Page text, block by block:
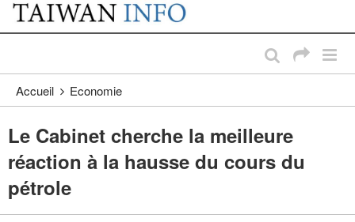
Passer au contenu principal
:::
Accueil Economie
Le Cabinet cherche la meilleure
réaction à la hausse du cours du
pétrole